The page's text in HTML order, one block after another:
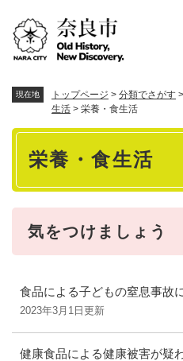
現在地 トップページ > 分類でさがす >
生活 > 栄養・食生活
本
栄養・食生活
気をつけましょう
食品による子どもの窒息事故
2023年3月1日更新
健康食品による健康被害が疑